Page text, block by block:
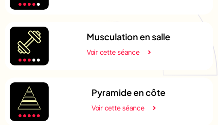
Musculation en salle
Voir cette séance
Pyramide en côte
Voir cette séance